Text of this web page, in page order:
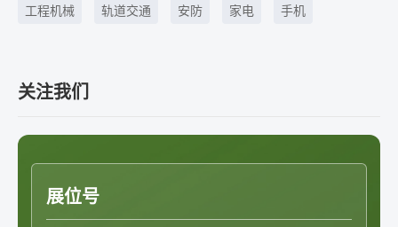
工程机械 轨道交通 安防 家电 手机
关注我们
展位号